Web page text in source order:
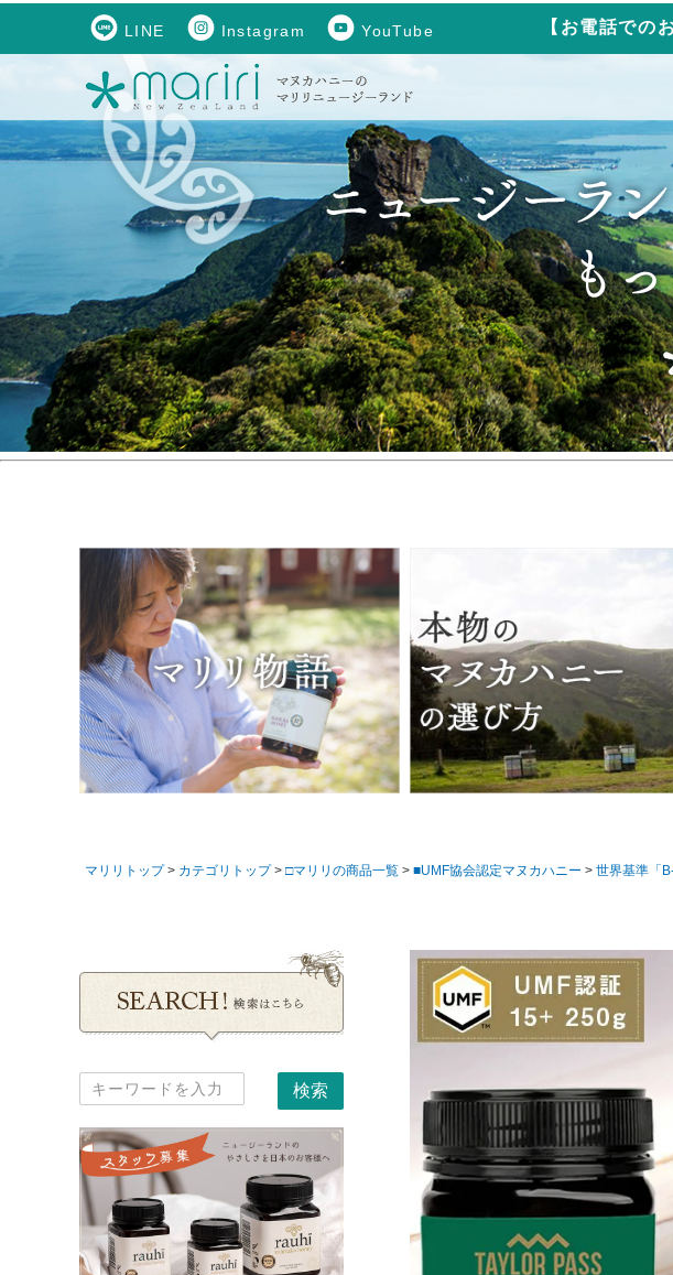
LINE Instagram YouTube 【お電話での
マリリトップ カテゴリトップ □マリリの商品一覧 ■UMF協会認定マヌカハニー 世界基準「